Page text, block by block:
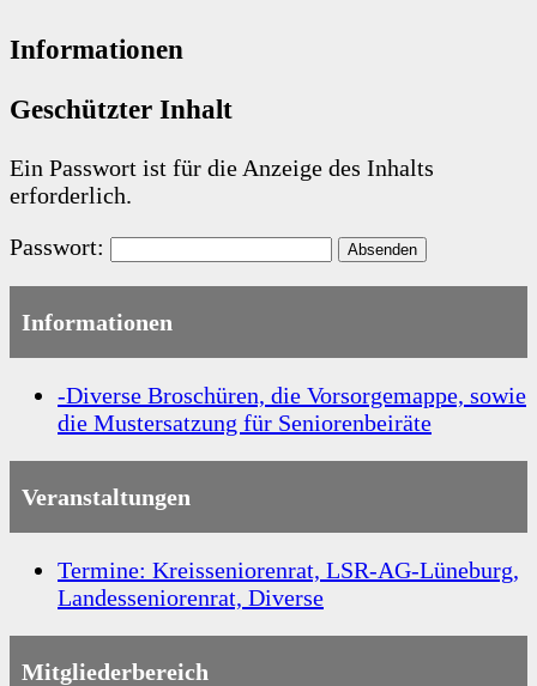
Informationen
Geschützter Inhalt
Ein Passwort ist für die Anzeige des Inhalts
erforderlich.
Passwort:
Informationen
-Diverse Broschüren, die Vorsorgemappe, sowie
die Mustersatzung für Seniorenbeiräte
Veranstaltungen
Termine: Kreisseniorenrat, LSR-AG-Lüneburg,
Landesseniorenrat, Diverse
Mitgliederbereich